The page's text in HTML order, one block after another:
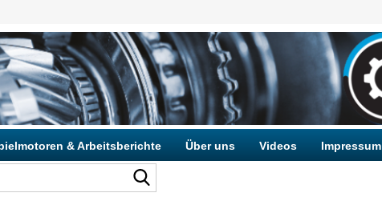
& Arbeitsberichte Über uns Videos Impressum